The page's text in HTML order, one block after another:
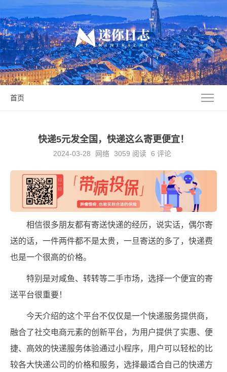
首页
快递5元发全国，快递这么寄更便宜！
2024-03-28 网络 3059 阅读 6 评论
相信很多朋友都有寄送快递的经历，说实话，偶尔寄
送的话，一件两件都不是太贵，一旦寄送的多了，快递费
也是一个很高的价格。
特别是对咸鱼、转转等二手市场，选择一个便宜的寄
送平台很重要！
今天介绍的这个平台不仅仅是一个快递服务提供商，
融合了社交电商元素的创新平台，为用户提供了实惠、便
捷、高效的快递服务体验通过小程序，用户可以轻松的比
较各大快递公司的价格和服务，选择最适合自己的快递方